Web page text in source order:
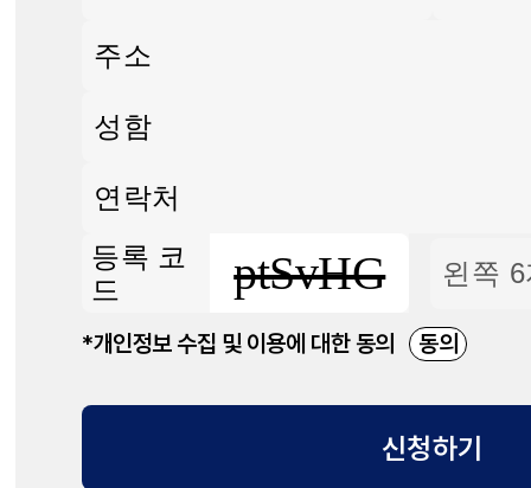
등록 코
드
ptSvHG
*개인정보 수집 및 이용에 대한 동의 동의
신청하기